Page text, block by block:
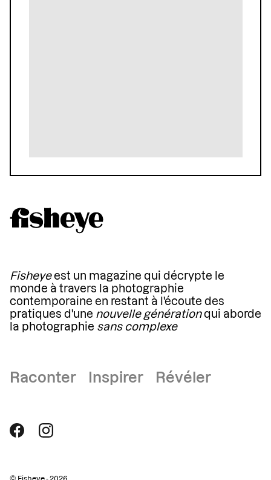
Fisheyeest un magazine qui décrypte le
monde à travers la photographie
contemporaine en restant à l'écoute des
pratiques d'une nouvelle générationqui aborde
la photographie sans complexe
Raconter Inspirer Révéler
© Fisheye - 2026